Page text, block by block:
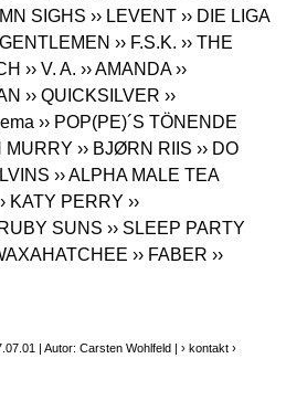
SIGHS ›› LEVENT ›› DIE LIGA
›› F.S.K. ›› THE
›› V. A. ›› AMANDA ››
›› QUICKSILVER ››
›› POP(PE)´S TÖNENDE
MURRY ›› BJØRN RIIS ›› DO
›› ALPHA MALE TEA
KATY PERRY ››
SUNS ›› SLEEP PARTY
›› FABER ››
| Autor: Carsten Wohlfeld |› kontakt ›